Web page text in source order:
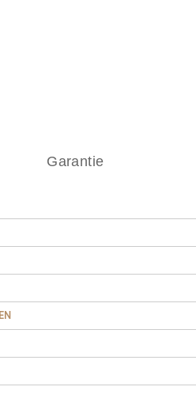
Garantie